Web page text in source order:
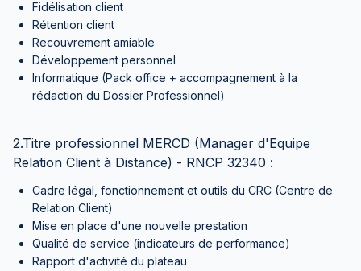
Fidélisation client
Rétention client
Recouvrement amiable
Développement personnel
Informatique (Pack office + accompagnement à la
rédaction du Dossier Professionnel)
2.Titre professionnel MERCD (Manager d'Equipe
Relation Client à Distance) - RNCP 32340 :
Cadre légal, fonctionnement et outils du CRC (Centre de
Relation Client)
Mise en place d'une nouvelle prestation
Qualité de service (indicateurs de performance)
Rapport d'activité du plateau